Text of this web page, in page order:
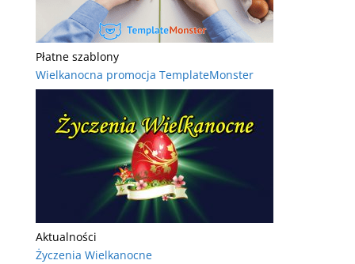
Płatne szablony
Wielkanocna promocja TemplateMonster
Aktualności
Życzenia Wielkanocne